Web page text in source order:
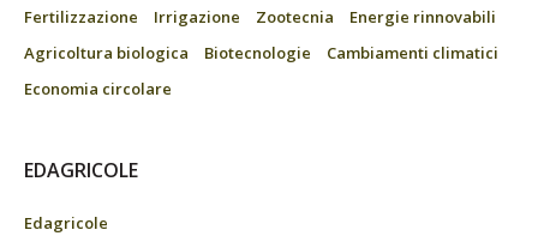
Fertilizzazione
Irrigazione Zootecnia
Energie rinnovabili
Agricoltura biologica
Biotecnologie
Cambiamenti climatici
Economia circolare
EDAGRICOLE
Edagricole